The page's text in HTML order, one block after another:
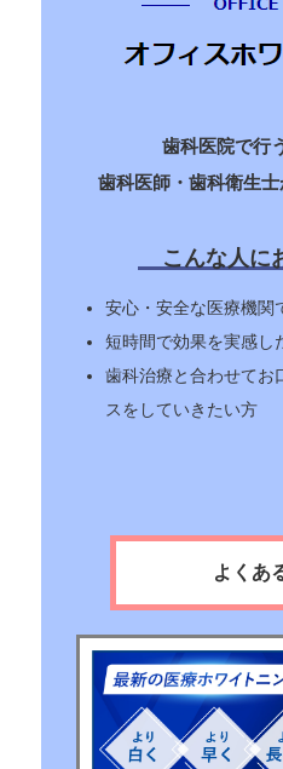
歯科医院で行
歯科医師・歯科衛生士
こんな人に
安心・安全な医療機関
短時間で効果を実感し
歯科治療と合わせてお
スをしていきたい方
よくあ